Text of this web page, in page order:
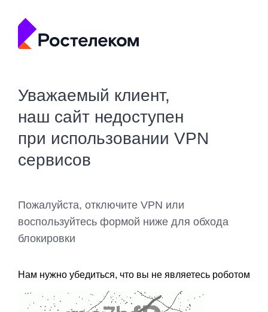
Уважаемый клиент,
наш сайт недоступен
при использовании VPN
сервисов
Пожалуйста, отключите VPN или
воспользуйтесь формой ниже для обхода
блокировки
Нам нужно убедиться, что вы не являетесь роботом